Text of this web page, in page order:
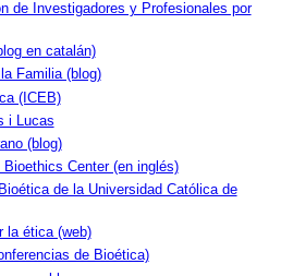
de Investigadores y Profesionales por
en catalán)
Familia (blog)
(ICEB)
i Lucas
(blog)
Bioethics Center (en inglés)
de la Universidad Católica de
la ética (web)
de Bioética)